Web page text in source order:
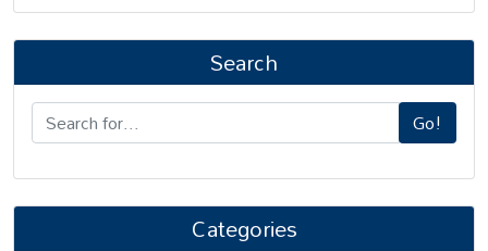
Search
Go!
Categories